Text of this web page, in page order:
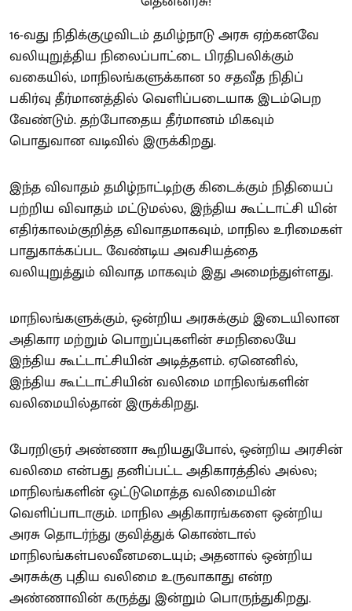
16-வது நிதிக்குழுவிடம் தமிழ்நாடு அரசு ஏற்கனவே
வலியுறுத்திய நிலைப்பாட்டை பிரதிபலிக்கும்
வகையில், மாநிலங்களுக்கான 50 சதவீத நிதிப்
பகிர்வு தீர்மானத்தில் வெளிப்படையாக இடம்பெற
வேண்டும். தற்போதைய தீர்மானம் மிகவும்
பொதுவான வடிவில் இருக்கிறது.
இந்த விவாதம் தமிழ்நாட்டிற்கு கிடைக்கும் நிதியைப்
பற்றிய விவாதம் மட்டுமல்ல, இந்திய கூட்டாட்சி யின்
எதிர்காலம்குறித்த விவாதமாகவும், மாநில உரிமைகள்
பாதுகாக்கப்பட வேண்டிய அவசியத்தை
வலியுறுத்தும் விவாத மாகவும் இது அமைந்துள்ளது.
மாநிலங்களுக்கும், ஒன்றிய அரசுக்கும் இடையிலான
அதிகார மற்றும் பொறுப்புகளின் சமநிலையே
இந்திய கூட்டாட்சியின் அடித்தளம். ஏனெனில்,
இந்திய கூட்டாட்சியின் வலிமை மாநிலங்களின்
வலிமையில்தான் இருக்கிறது.
பேரறிஞர் அண்ணா கூறியதுபோல், ஒன்றிய அரசின்
வலிமை என்பது தனிப்பட்ட அதிகாரத்தில் அல்ல;
மாநிலங்களின் ஒட்டுமொத்த வலிமையின்
வெளிப்பாடாகும். மாநில அதிகாரங்களை ஒன்றிய
அரசு தொடர்ந்து குவித்துக் கொண்டால்
மாநிலங்கள்பலவீனமடையும்; அதனால் ஒன்றிய
அரசுக்கு புதிய வலிமை உருவாகாது என்ற
அண்ணாவின் கருத்து இன்றும் பொருந்துகிறது.